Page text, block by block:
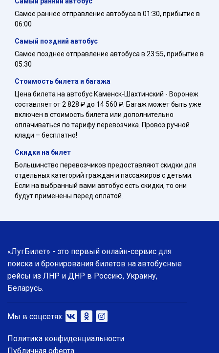
Самое раннее отправление автобуса в 01:30, прибытие в
06:00
Самый поздний автобус
Самое позднее отправление автобуса в 23:55, прибытие в
05:30
Стоимость билета и багажа
Цена билета на автобус Каменск-Шахтинский - Воронеж
составляет от 2 828 ₽ до 14 560 ₽. Багаж может быть уже
включен в стоимость билета или дополнительно
оплачиваться по тарифу перевозчика. Провоз ручной
клади – бесплатно!
Скидки на билет
Большинство перевозчиков предоставляют скидки для
отдельных категорий граждан и пассажиров с детьми.
Если на выбранный вами автобус есть скидки, то они
будут применены перед оплатой.
«ЛугБилет» - это первый онлайн-сервис для
поиска и бронирования билетов на автобусные
рейсы из ЛНР и ДНР в Россию, Украину,
Беларусь.
Мы в соцсетях:
Политика конфиденциальности
Публичная оферта